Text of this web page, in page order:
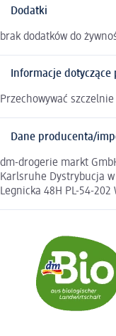
Dodatki
brak dodatków do
Informacje
Przechowywać
Dane producenta/
dm-drogerie markt
Karlsruhe Dystrybucja
Legnicka 48H PL-54-